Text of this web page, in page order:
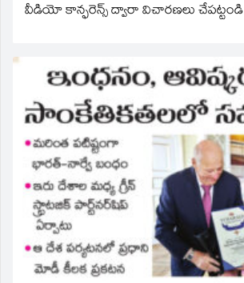
వీడియో కాన్ఫరెన్స్ ద్వారా విచారణలు చేపట్టండి